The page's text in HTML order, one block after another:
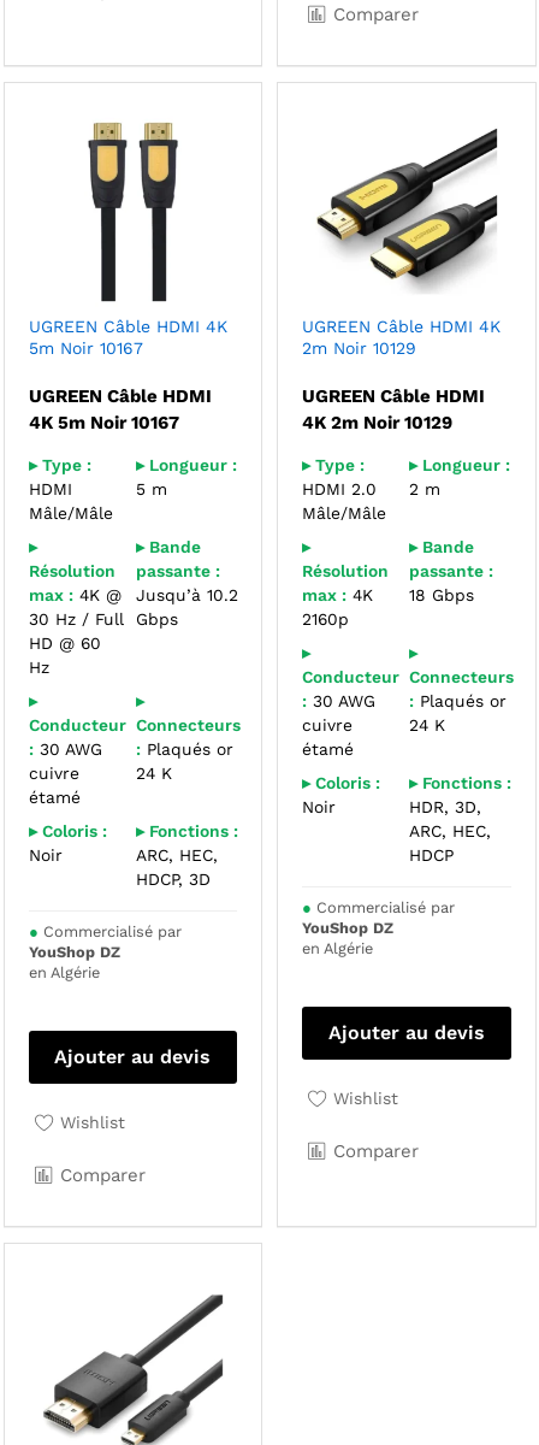
Comparer
UGREEN Câble HDMI 4K
5m Noir 10167
UGREEN Câble HDMI
4K 5m Noir 10167
▸ Type :
HDMI
Mâle/Mâle
▸ Longueur :
5 m
▸
Résolution
max :4K @
30 Hz / Full
HD @ 60
Hz
▸ Bande
passante :
Jusqu’à 10.2
Gbps
▸
Conducteur
:30 AWG
cuivre
étamé
▸
Connecteurs
:Plaqués or
24 K
▸ Coloris :
Noir
▸ Fonctions :
ARC, HEC,
HDCP, 3D
● Commercialisé par
YouShop DZ
en Algérie
Ajouter au devis
Wishlist
Comparer
UGREEN Câble HDMI 4K
2m Noir 10129
UGREEN Câble HDMI
4K 2m Noir 10129
▸ Type :
HDMI 2.0
Mâle/Mâle
▸ Longueur :
2 m
▸
Résolution
max : 4K
2160p
▸ Bande
passante :
18 Gbps
▸
Conducteur
: 30 AWG
cuivre
étamé
▸
Connecteurs
: Plaqués or
24 K
▸ Coloris :
Noir
▸ Fonctions :
HDR, 3D,
ARC, HEC,
HDCP
● Commercialisé par
YouShop DZ
en Algérie
Ajouter au devis
Wishlist
Comparer